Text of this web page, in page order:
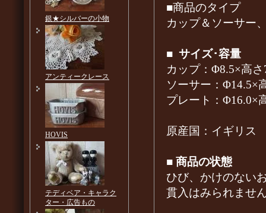
■商品のタイプ
カップ＆ソーサー
■ サイズ･容量
カップ：Φ8.5×高さ
ソーサー：Φ14.5×
プレート：Φ16.0×
原産国：イギリス
■ 商品の状態
ひび、かけのない
貫入はみられませ
銀★シルバーの小物
アンティークレース
HOVIS
テディベア・キャラク
ター・広告もの